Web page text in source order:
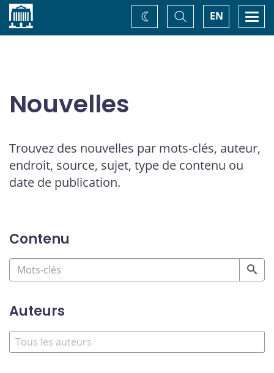
Accueil EN
Basculer
la
recherche
Changez
de
Nouvelles
Trouvez des nouvelles par mots-clés, auteur,
endroit, source, sujet, type de contenu ou
date de publication.
Contenu
Auteurs